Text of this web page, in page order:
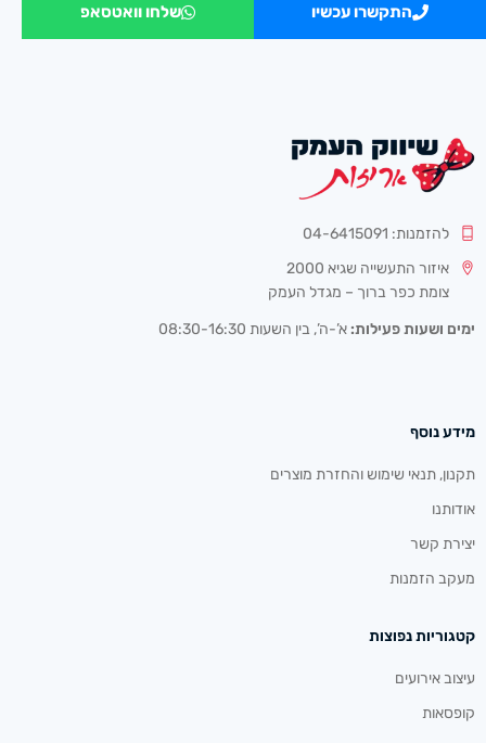
התקשרו עכשיו שלחו וואטסאפ
להזמנות: 04-6415091
איזור התעשייה שגיא 2000
צומת כפר ברוך – מגדל העמק
ימים ושעות פעילות: א’-ה’, בין השעות 08:30-16:30
מידע נוסף
תקנון, תנאי שימוש והחזרת מוצרים
אודותנו
יצירת קשר
מעקב הזמנות
קטגוריות נפוצות
עיצוב אירועים
קופסאות